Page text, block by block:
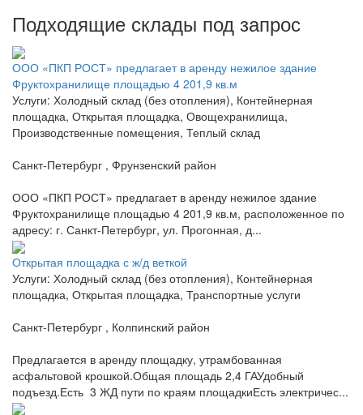
Подходящие склады под запрос
ООО «ПКП РОСТ» предлагает в аренду нежилое здание
Фруктохранилище площадью 4 201,9 кв.м
Услуги: Холодный склад (без отопления), Контейнерная
площадка, Открытая площадка, Овощехранилища,
Производственные помещения, Теплый склад
Санкт-Петербург , Фрунзенский район
ООО «ПКП РОСТ» предлагает в аренду нежилое здание
Фруктохранилище площадью 4 201,9 кв.м, расположенное по
адресу: г. Санкт-Петербург, ул. Прогонная, д...
Открытая площадка с ж/д веткой
Услуги: Холодный склад (без отопления), Контейнерная
площадка, Открытая площадка, Транспортные услуги
Санкт-Петербург , Колпинский район
Предлагается в аренду площадку, утрамбованная
асфальтовой крошкой.Общая площадь 2,4 ГАУдобный
подъезд.Есть 3 ЖД пути по краям площадкиЕсть электричес...